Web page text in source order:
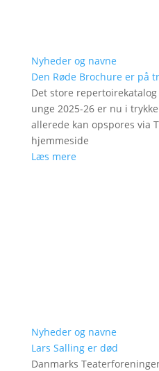
Nyheder og navne
Den Røde Brochure er på
Det store
unge 2025-26 er nu i
allerede kan opspores via
hjemmeside
Læs mere
Nyheder og navne
Lars Salling er død
Danmarks